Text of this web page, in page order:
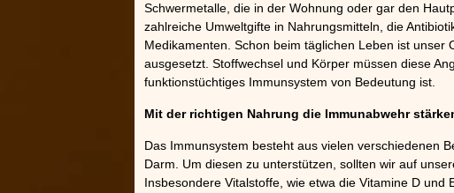
Schwermetalle, die in der Wohnung oder gar den
zahlreiche Umweltgifte in Nahrungsmitteln, die
Medikamenten. Schon beim täglichen Leben ist unser
ausgesetzt. Stoffwechsel und Körper müssen diese
funktionstüchtiges Immunsystem von Bedeutung ist.
Mit der richtigen Nahrung die Immunabwehr
Das Immunsystem besteht aus vielen verschiedenen
Darm. Um diesen zu unterstützen, sollten wir auf
Insbesondere Vitalstoffe, wie etwa die Vitamine D und